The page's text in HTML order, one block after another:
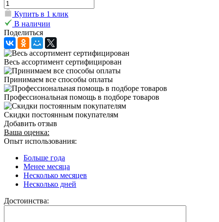
Купить в 1 клик
В наличии
Поделиться
Весь ассортимент сертифицирован
Принимаем все способы оплаты
Профессиональная помощь в подборе товаров
Скидки постоянным покупателям
Добавить отзыв
Ваша оценка:
Опыт использования:
Больше года
Менее месяца
Несколько месяцев
Несколько дней
Достоинства: